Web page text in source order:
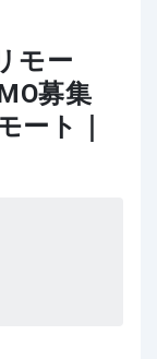
モー
募集
ート｜